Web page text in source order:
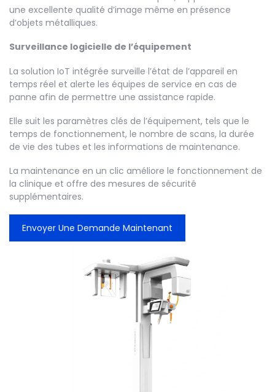
une excellente qualité d’image même en présence
d’objets métalliques.
Surveillance logicielle de l’équipement
La solution IoT intégrée surveille l’état de l’appareil en
temps réel et alerte les équipes de service en cas de
panne afin de permettre une assistance rapide.
Elle suit les paramètres clés de l’équipement, tels que le
temps de fonctionnement, le nombre de scans, la durée
de vie des tubes et les informations de maintenance.
La maintenance en un clic améliore le fonctionnement de
la clinique et offre des mesures de sécurité
supplémentaires.
Envoyer Une Demande Maintenant